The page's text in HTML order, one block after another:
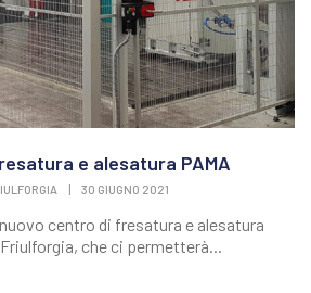
e alesatura PAMA
| 30 GIUGNO 2021
centro di fresatura e alesatura
che ci permetterà...